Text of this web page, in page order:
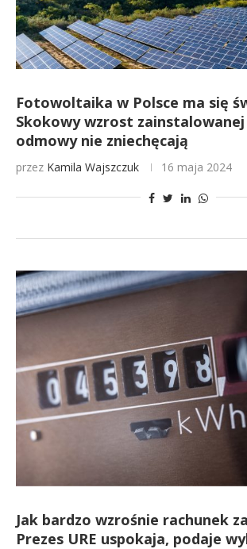
Fotowoltaika w Polsce ma się
Skokowy wzrost zainstalowanej
odmowy nie zniechęcają
przez Kamila Wajszczuk 16 maja 2024
Jak bardzo wzrośnie rachunek
Prezes URE uspokaja, podaje